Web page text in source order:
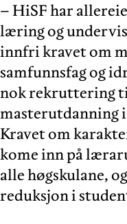
– HiSF har
læring og
innfri kravet om
samfunnsfag og
nok rekruttering
masterutdanning
Kravet om
kome inn på
alle høgskulane,
reduksjon i